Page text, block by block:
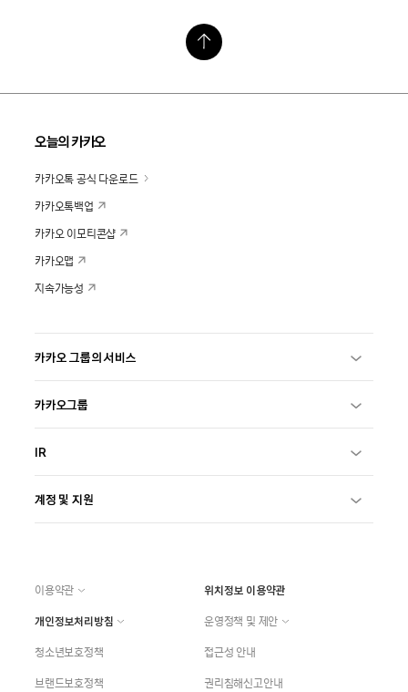
오늘의 카카오
카카오톡 공식 다운로드
카카오톡백업
카카오 이모티콘샵
카카오맵
지속가능성
카카오 그룹의 서비스
카카오그룹
IR
계정 및 지원
이용약관
위치정보 이용약관
개인정보처리방침
운영정책 및 제안
청소년보호정책
접근성 안내
브랜드보호정책
권리침해신고안내